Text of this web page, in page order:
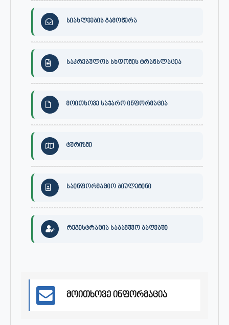
სიახლეების გამოწერა
საკრებულოს სხდომის ტრანსლაცია
მოითხოვე საჯარო ინფორმაცია
ტურიზმი
საინფორმაციო ბიულეტინი
რეგისტრაცია საბავშვო ბაღებში
მოითხოვე ინფორმაცია